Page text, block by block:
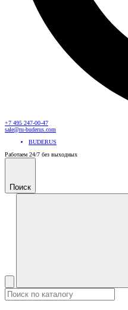
+7 495 247-00-47
sale@ru-buderus.com
BUDERUS
Работаем 24/7 без выходных
Поиск